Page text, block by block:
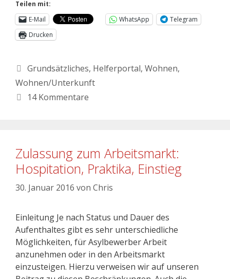
Teilen mit:
E-Mail
WhatsApp
Telegram
Drucken
Grundsätzliches, Helferportal, Wohnen,
Wohnen/Unterkunft
14 Kommentare
Zulassung zum Arbeitsmarkt:
Hospitation, Praktika, Einstieg
30. Januar 2016 von Chris
Einleitung Je nach Status und Dauer des
Aufenthaltes gibt es sehr unterschiedliche
Möglichkeiten, für Asylbewerber Arbeit
anzunehmen oder in den Arbeitsmarkt
einzusteigen. Hierzu verweisen wir auf unseren